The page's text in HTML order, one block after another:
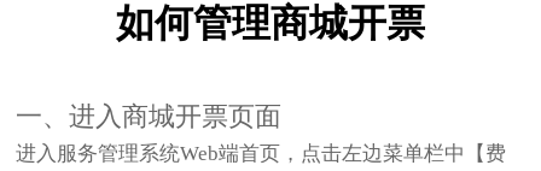
如何管理商城开票
一、进入商城开票页面
进入服务管理系统Web端首页，点击左边菜单栏中【费